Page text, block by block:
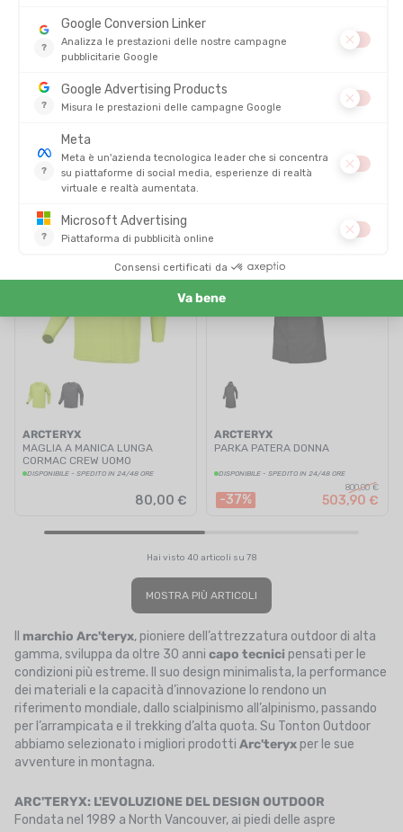
ARCTERYX
CASQUETTE TRUCKER BIRD
DISPONIBILE - SPEDITO IN 24/48 ORE
50,00 €
ARCTERYX
GIACCA ALPHA SL DA UOMO
500,00 €
ARCTERYX
MAGLIA A MANICA LUNGA
CORMAC CREW UOMO
DISPONIBILE - SPEDITO IN 24/48 ORE
80,00 €
ARCTERYX
PARKA PATERA DONNA
DISPONIBILE - SPEDITO IN 24/48 ORE
-37%
800,00 €
503,90 €
Hai visto 40 articoli su 78
MOSTRA PIÙ ARTICOLI
marchio Arc'teryx, pioniere dell’attrezzatura outdoor di alta
gamma, sviluppa da oltre 30 anni capo tecnici pensati per le
condizioni più estreme. Il suo design minimalista, la performance
dei materiali e la capacità d’innovazione lo rendono un
riferimento mondiale, dallo scialpinismo all’alpinismo, passando
per l’arrampicata e il trekking d’alta quota. Su Tonton Outdoor
abbiamo selezionato i migliori prodotti Arc'teryx per le sue
avventure in montagna.
ARC'TERYX: L'EVOLUZIONE DEL DESIGN OUTDOOR
Fondata nel 1989 a North Vancouver, ai piedi delle aspre